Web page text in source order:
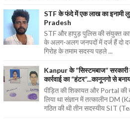
STF के फंदे में एक लाख का इनामी
Pradesh
STF और हापुड़ पुलिस की संयुक्त
के अलग-अलग जनपदों में दर्ज हैं दो
गिरोह के तमाम सदस्य पहले ...
Kanpur के “सिस्टमबाज” सरकारी
कार्रवाई का “हंटर”...कानूनगो से
पीड़ित की शिकायत और Portal
लिया था संज्ञान में तत्कालीन DM
गठित की थी तीन सदस्यीय SIT